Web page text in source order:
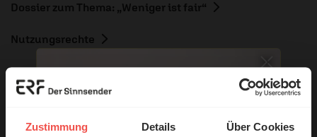
Zustimmung Details Über Cookies
Dossier zum Thema: „Weniger ist fair“
Nutzungsrechte